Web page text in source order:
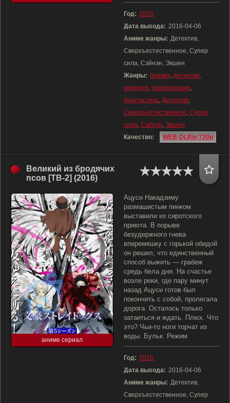
Год: 2023
Дата выхода: 2016-04-06
Аниме жанры: Детектив,
Сверхъестественное, Супер
сила, Сэйнэн, Экшен
Жанры: боевик, детектив,
комедия, приключения,
фантастика, Детектив,
Сверхъестественное, Супер
сила, Сэйнэн, Экшен
Качество:
WEB-DLRip 720p
Великий из бродячих
псов [ТВ-2] (2016)
аниме сериал
Ацуси Накадзиму
размашистым пинком
выставили из сиротского
приюта. В порыве
безудержного гнева
вперемешку с горькой обидой
он решил, что единственный
способ выжить — грабеж
средь бела дня. На счастье
возле реки, где пару минут
назад Ацуси готов был
покончить с собой, пролегала
дорога. Осталось только
затаиться и ждать. Плюх. Что
это? Чьи-то ноги торчат из
воды. Бульк. Режим
Год: 2016
Дата выхода: 2016-04-06
Аниме жанры: Детектив,
Сверхъестественное, Супер